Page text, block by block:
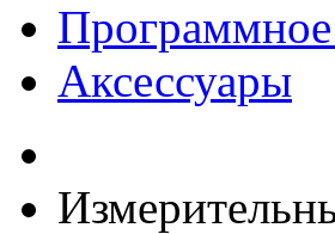
Программное
Аксессуары